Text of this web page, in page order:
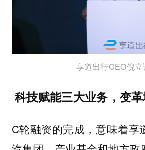
享道出行CEO倪立
科技赋能三大业务，变
C轮融资的完成，意味着享